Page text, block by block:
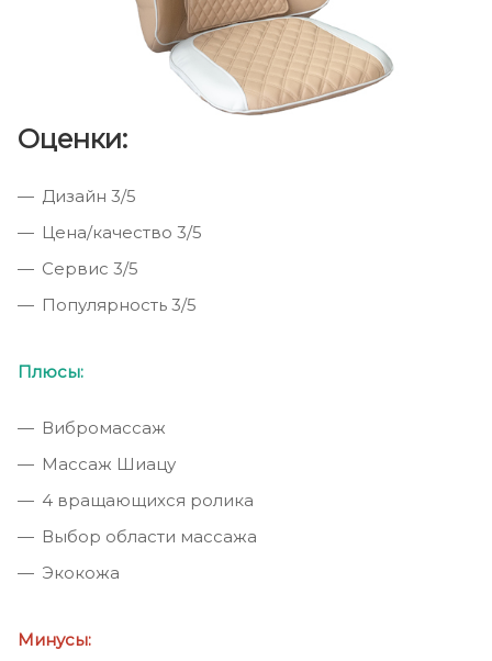
Оценки:
Дизайн 3/5
Цена/качество 3/5
Сервис 3/5
Популярность 3/5
Плюсы:
Вибромассаж
Массаж Шиацу
4 вращающихся ролика
Выбор области массажа
Экокожа
Минусы: